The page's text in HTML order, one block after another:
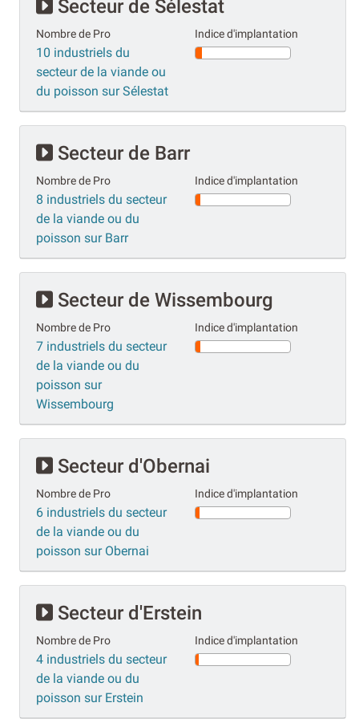
Secteur de Sélestat
Nombre de Pro
10 industriels du
secteur de la viande ou
du poisson sur Sélestat
Indice d'implantation
Secteur de Barr
Nombre de Pro
8 industriels du secteur
de la viande ou du
poisson sur Barr
Indice d'implantation
Secteur de Wissembourg
Nombre de Pro
7 industriels du secteur
de la viande ou du
poisson sur
Wissembourg
Indice d'implantation
Secteur d'Obernai
Nombre de Pro
6 industriels du secteur
de la viande ou du
poisson sur Obernai
Indice d'implantation
Secteur d'Erstein
Nombre de Pro
4 industriels du secteur
de la viande ou du
poisson sur Erstein
Indice d'implantation